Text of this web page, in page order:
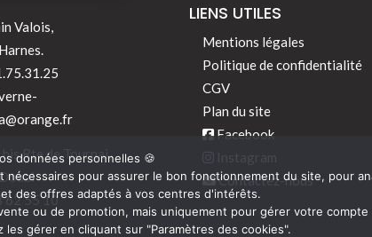
Valois,
Rte de Tournai,
62 55 10
LIENS UTILES
Mentions légales
Politique de confidentialité
CGV
Plan du site
Facebook
Contactez-nous
données personnelles 🍪
pour assurer le bon fonctionnement du site, pour
des offres adaptés à vos centres d'intérêts.
ou de promotion, mais uniquement pour gérer votre
gérer en cliquant sur "Paramètres des cookies".